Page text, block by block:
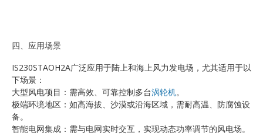
四、应用场景
IS230STAOH2A广泛应用于陆上和海上风力发电场，尤其适用于以
下场景：
大型风电项目：需高效、可靠控制多台涡轮机。
极端环境地区：如高海拔、沙漠或沿海区域，需耐高温、防腐蚀设
备。
智能电网集成：需与电网实时交互，实现动态功率调节的风电场。